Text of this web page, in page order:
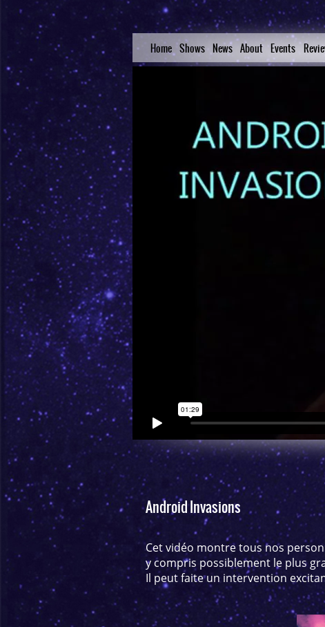
Home Shows News About Events
Android Invasions
Cet vidéo montre tous nos
y compris possiblement le plus
Il peut faite un intervention